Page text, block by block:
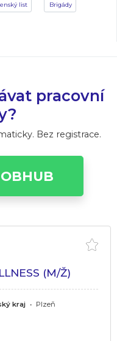
list Brigády
pracovní
Bez registrace.
(M/Ž)
kraj • Plzeň